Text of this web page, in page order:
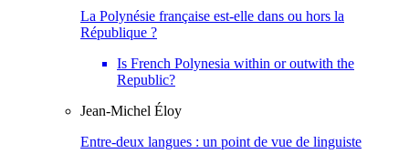
La Polynésie française est-elle dans ou hors la
République ?
Is French Polynesia within or outwith the
Republic?
Jean-Michel Éloy
Entre-deux langues : un point de vue de linguiste